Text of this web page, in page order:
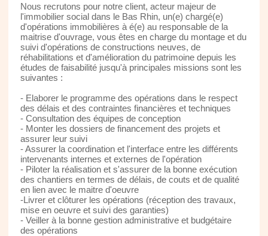
Nous recrutons pour notre client, acteur majeur de
l'immobilier social dans le Bas Rhin, un(e) chargé(e)
d'opérations immobilières à é(e) au responsable de la
maitrise d'ouvrage, vous êtes en charge du montage et du
suivi d'opérations de constructions neuves, de
réhabilitations et d'amélioration du patrimoine depuis les
études de faisabilité jusqu'à principales missions sont les
suivantes :
- Elaborer le programme des opérations dans le respect
des délais et des contraintes financières et techniques
- Consultation des équipes de conception
- Monter les dossiers de financement des projets et
assurer leur suivi
- Assurer la coordination et l'interface entre les différents
intervenants internes et externes de l'opération
- Piloter la réalisation et s'assurer de la bonne exécution
des chantiers en termes de délais, de couts et de qualité
en lien avec le maitre d'oeuvre
-Livrer et clôturer les opérations (réception des travaux,
mise en oeuvre et suivi des garanties)
- Veiller à la bonne gestion administrative et budgétaire
des opérations